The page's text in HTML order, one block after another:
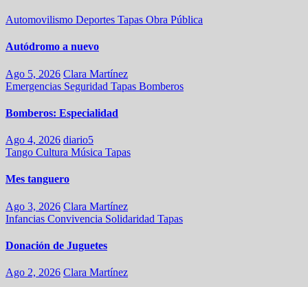
Automovilismo Deportes Tapas Obra Pública
Autódromo a nuevo
Ago 5, 2026 Clara Martínez
Emergencias Seguridad Tapas Bomberos
Bomberos: Especialidad
Ago 4, 2026 diario5
Tango Cultura Música Tapas
Mes tanguero
Ago 3, 2026 Clara Martínez
Infancias Convivencia Solidaridad Tapas
Donación de Juguetes
Ago 2, 2026 Clara Martínez